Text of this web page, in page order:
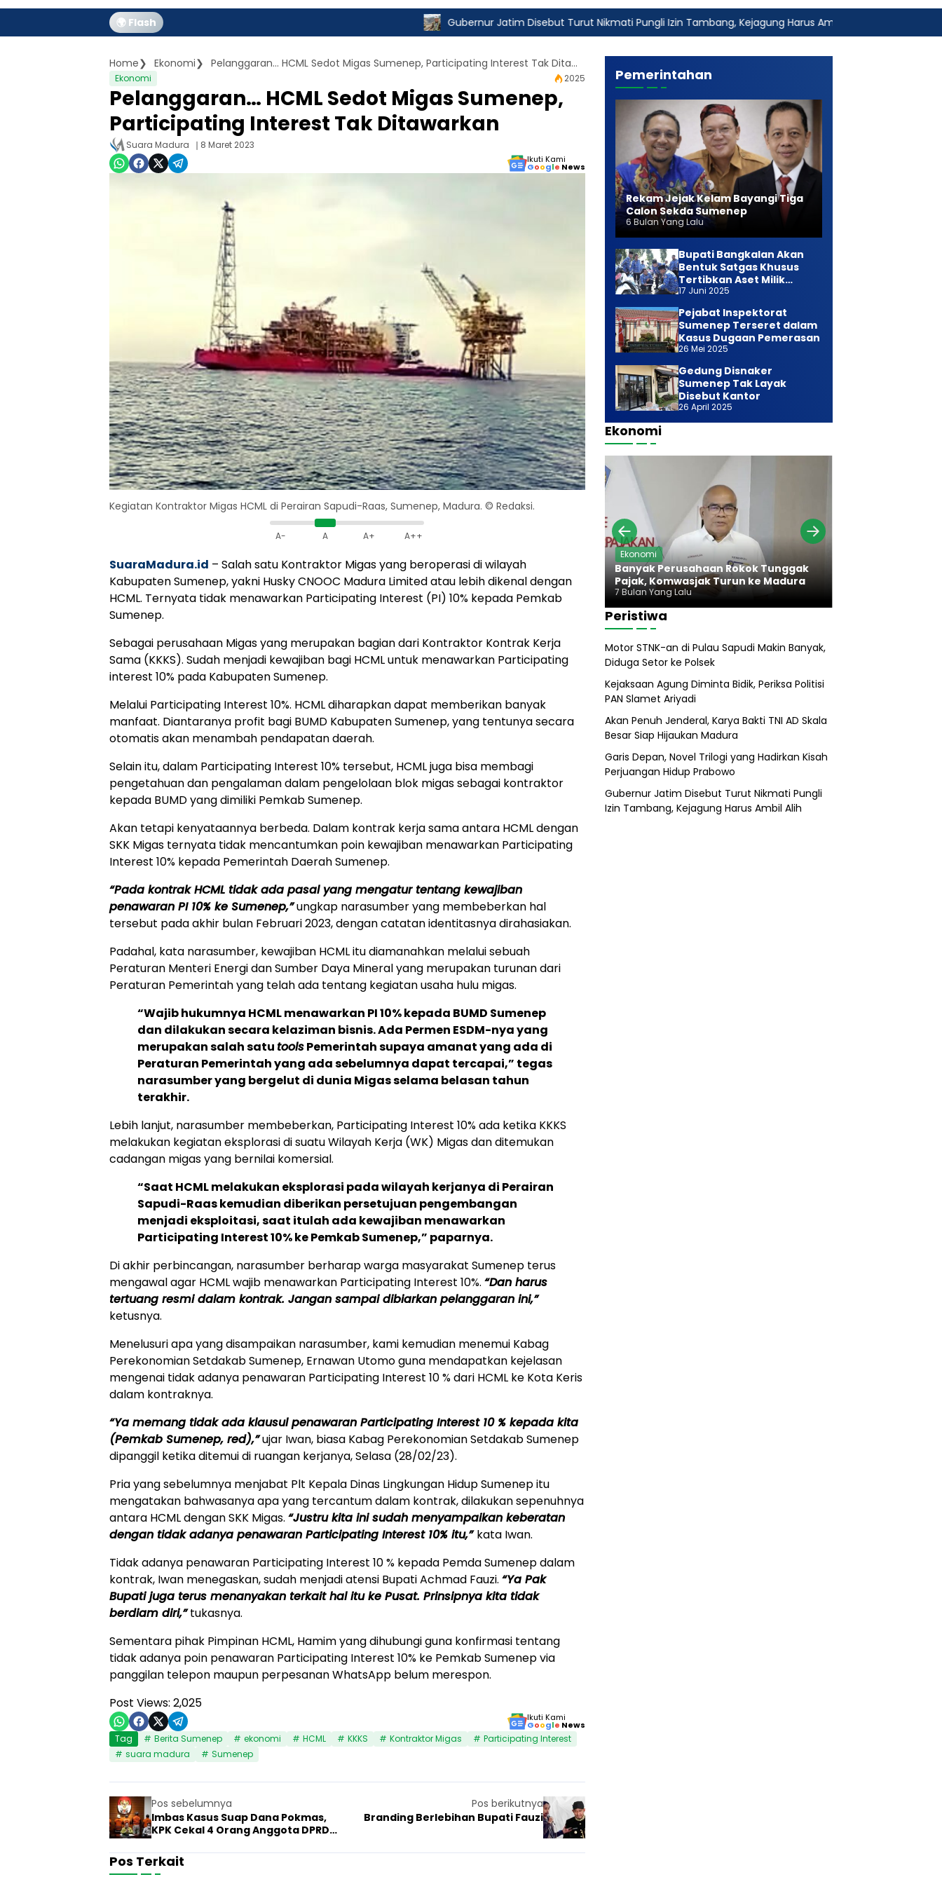
🌍 Flash Gubernur Jatim Disebut Turut Nikmati Pungli Izin Tambang, Kejagung Harus Ambil Alih Fakta Baru Dugaan
Home Ekonomi Pelanggaran... HCML Sedot Migas Sumenep, Participating Interest Tak Ditawarkan
Ekonomi 2025
Pelanggaran… HCML Sedot Migas Sumenep,
Participating Interest Tak Ditawarkan
Suara Madura 8 Maret 2023
Ikuti Kami
Google News
Kegiatan Kontraktor Migas HCML di Perairan Sapudi-Raas, Sumenep, Madura. © Redaksi.
A- A A+ A++
SuaraMadura.id – Salah satu Kontraktor Migas yang beroperasi di wilayah
Kabupaten Sumenep, yakni Husky CNOOC Madura Limited atau lebih dikenal dengan
HCML. Ternyata tidak menawarkan Participating Interest (PI) 10% kepada Pemkab
Sumenep.
Sebagai perusahaan Migas yang merupakan bagian dari Kontraktor Kontrak Kerja
Sama (KKKS). Sudah menjadi kewajiban bagi HCML untuk menawarkan Participating
interest 10% pada Kabupaten Sumenep.
Melalui Participating Interest 10%. HCML diharapkan dapat memberikan banyak
manfaat. Diantaranya profit bagi BUMD Kabupaten Sumenep, yang tentunya secara
otomatis akan menambah pendapatan daerah.
Selain itu, dalam Participating Interest 10% tersebut, HCML juga bisa membagi
pengetahuan dan pengalaman dalam pengelolaan blok migas sebagai kontraktor
kepada BUMD yang dimiliki Pemkab Sumenep.
Akan tetapi kenyataannya berbeda. Dalam kontrak kerja sama antara HCML dengan
SKK Migas ternyata tidak mencantumkan poin kewajiban menawarkan Participating
Interest 10% kepada Pemerintah Daerah Sumenep.
“Pada kontrak HCML tidak ada pasal yang mengatur tentang kewajiban
penawaran PI 10% ke Sumenep,”ungkap narasumber yang membeberkan hal
tersebut pada akhir bulan Februari 2023, dengan catatan identitasnya dirahasiakan.
Padahal, kata narasumber, kewajiban HCML itu diamanahkan melalui sebuah
Peraturan Menteri Energi dan Sumber Daya Mineral yang merupakan turunan dari
Peraturan Pemerintah yang telah ada tentang kegiatan usaha hulu migas.
“Wajib hukumnya HCML menawarkan PI 10% kepada BUMD Sumenep
dan dilakukan secara kelaziman bisnis. Ada Permen ESDM-nya yang
merupakan salah satu toolsPemerintah supaya amanat yang ada di
Peraturan Pemerintah yang ada sebelumnya dapat tercapai,” tegas
narasumber yang bergelut di dunia Migas selama belasan tahun
terakhir.
Lebih lanjut, narasumber membeberkan, Participating Interest 10% ada ketika KKKS
melakukan kegiatan eksplorasi di suatu Wilayah Kerja (WK) Migas dan ditemukan
cadangan migas yang bernilai komersial.
“Saat HCML melakukan eksplorasi pada wilayah kerjanya di Perairan
Sapudi-Raas kemudian diberikan persetujuan pengembangan
menjadi eksploitasi, saat itulah ada kewajiban menawarkan
Participating Interest 10% ke Pemkab Sumenep,” paparnya.
Di akhir perbincangan, narasumber berharap warga masyarakat Sumenep terus
mengawal agar HCML wajib menawarkan Participating Interest 10%. “Dan harus
tertuang resmi dalam kontrak. Jangan sampai dibiarkan pelanggaran ini,”
ketusnya.
Menelusuri apa yang disampaikan narasumber, kami kemudian menemui Kabag
Perekonomian Setdakab Sumenep, Ernawan Utomo guna mendapatkan kejelasan
mengenai tidak adanya penawaran Participating Interest 10 % dari HCML ke Kota Keris
dalam kontraknya.
“Ya memang tidak ada klausul penawaran Participating Interest 10 % kepada kita
(Pemkab Sumenep, red),”ujar Iwan, biasa Kabag Perekonomian Setdakab Sumenep
dipanggil ketika ditemui di ruangan kerjanya, Selasa (28/02/23).
Pria yang sebelumnya menjabat Plt Kepala Dinas Lingkungan Hidup Sumenep itu
mengatakan bahwasanya apa yang tercantum dalam kontrak, dilakukan sepenuhnya
antara HCML dengan SKK Migas. “Justru kita ini sudah menyampaikan keberatan
dengan tidak adanya penawaran Participating Interest 10% itu,” kata Iwan.
Tidak adanya penawaran Participating Interest 10 % kepada Pemda Sumenep dalam
kontrak, Iwan menegaskan, sudah menjadi atensi Bupati Achmad Fauzi. “Ya Pak
Bupati juga terus menanyakan terkait hal itu ke Pusat. Prinsipnya kita tidak
berdiam diri,”tukasnya.
Sementara pihak Pimpinan HCML, Hamim yang dihubungi guna konfirmasi tentang
tidak adanya poin penawaran Participating Interest 10% ke Pemkab Sumenep via
panggilan telepon maupun perpesanan WhatsApp belum merespon.
Post Views: 2,025
Ikuti Kami
Google News
Tag Berita Sumenep ekonomi HCML KKKS Kontraktor Migas
Participating Interest
suara madura
Sumenep
Pos sebelumnya
Imbas Kasus Suap Dana Pokmas,
KPK Cekal 4 Orang Anggota DPRD
Pos berikutnya
Branding Berlebihan Bupati Fauzi
Pos Terkait
Pemerintahan
Rekam Jejak Kelam Bayangi Tiga
Calon Sekda Sumenep
6 Bulan Yang Lalu
Bupati Bangkalan Akan
Bentuk Satgas Khusus
Tertibkan Aset Milik
Daerah
17 Juni 2025
Pejabat Inspektorat
Sumenep Terseret dalam
Kasus Dugaan Pemerasan
26 Mei 2025
Gedung Disnaker
Sumenep Tak Layak
Disebut Kantor
26 April 2025
Ekonomi
Ekonomi
Banyak Perusahaan Rokok Tunggak
Pajak, Komwasjak Turun ke Madura
7 Bulan Yang Lalu
Peristiwa
Motor STNK-an di Pulau Sapudi Makin Banyak,
Diduga Setor ke Polsek
Kejaksaan Agung Diminta Bidik, Periksa Politisi
PAN Slamet Ariyadi
Akan Penuh Jenderal, Karya Bakti TNI AD Skala
Besar Siap Hijaukan Madura
Garis Depan, Novel Trilogi yang Hadirkan Kisah
Perjuangan Hidup Prabowo
Gubernur Jatim Disebut Turut Nikmati Pungli
Izin Tambang, Kejagung Harus Ambil Alih